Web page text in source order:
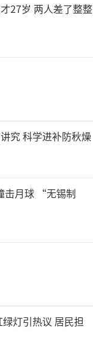
27岁 两人差了整整
究 科学进补防秋燥
击月球 “无锡制
灯引热议 居民担